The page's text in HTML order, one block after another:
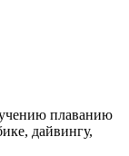
плаванию
дайвингу,